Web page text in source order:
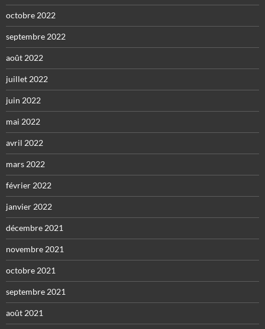
octobre 2022
septembre 2022
août 2022
juillet 2022
juin 2022
mai 2022
avril 2022
mars 2022
février 2022
janvier 2022
décembre 2021
novembre 2021
octobre 2021
septembre 2021
août 2021